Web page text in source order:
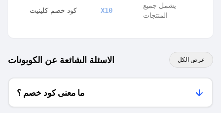
كود خصم كلينيت X10
يشمل جميع
المنتجات
الاسئلة الشائعة عن الكوبونات عرض الكل
ما معنى كود خصم ؟